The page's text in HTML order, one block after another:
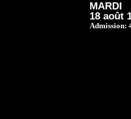
MARDI
18 août
Admission: